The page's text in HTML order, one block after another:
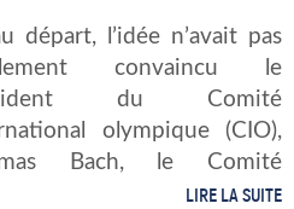
départ, l’idée n’avait pas
convaincu le
du Comité
olympique (CIO),
Bach, le Comité
des Jeux
LIRE LA SUITE